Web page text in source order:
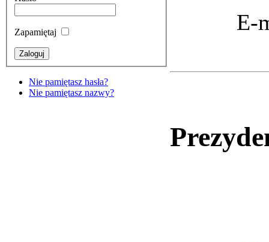
Zapamiętaj
Nie pamiętasz hasła?
Nie pamiętasz nazwy?
E-